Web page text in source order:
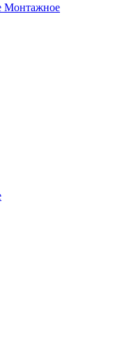
Монтажное